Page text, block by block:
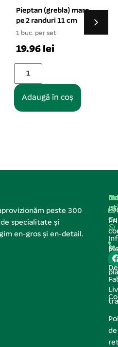
Zgarda din piele
HEAVY maro 4×85 cm
1 buc. per set
59.48 lei
Adaugă în coș
peste 300
specialitate și
en-gros și en-detail.
de
de